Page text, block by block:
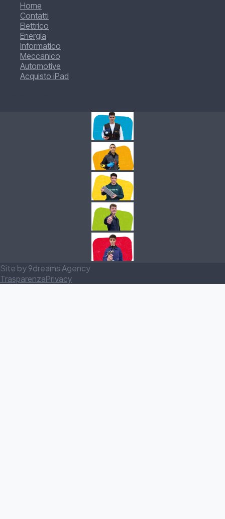
Home
Contatti
Elettrico
Energia
Informatico
Meccanico
Automotive
Acquisto iPad
Site by 9dreams Agency
TrasparenzaPrivacy